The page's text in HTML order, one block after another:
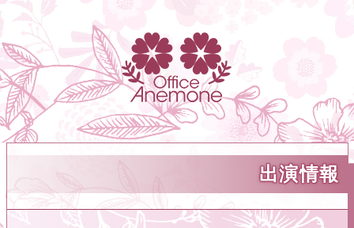
出演情報